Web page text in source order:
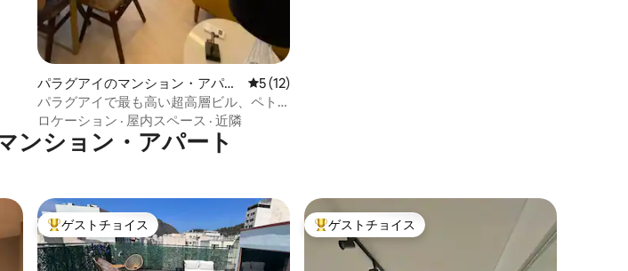
パラグアイのマンション・アパー
ト
レビュー12件、5つ星中5つ星の平均評価
5 (12)
パラグアイで最も高い超高層ビル、ペト
ラタワーを訪れよう
ロケーション · 屋内スペース · 近隣
ンション・アパート
大好評のゲストチョイスです。
ゲストチョイス 大好評のゲストチョイスです。
ゲストチョイス